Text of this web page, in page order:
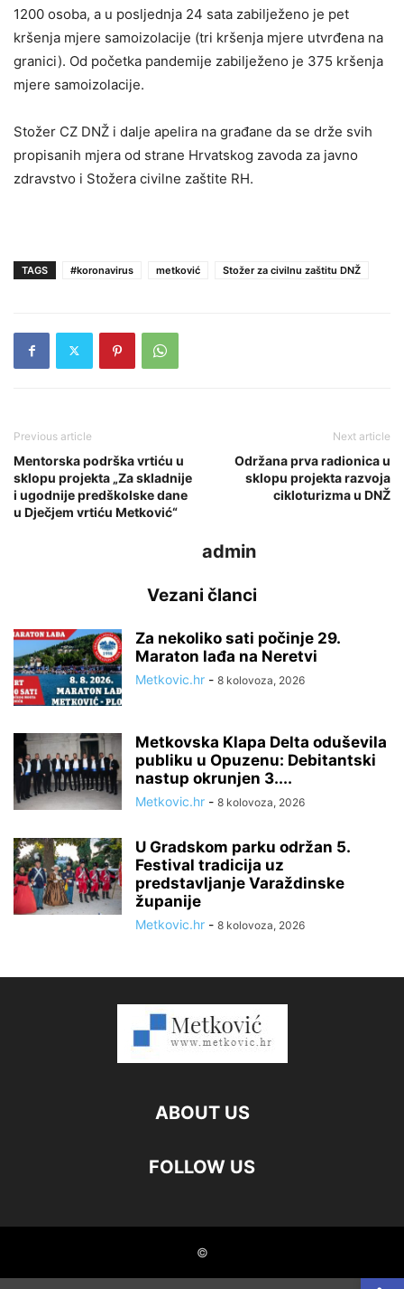
1200 osoba, a u posljednja 24 sata zabilježeno je pet
kršenja mjere samoizolacije (tri kršenja mjere utvrđena na
granici). Od početka pandemije zabilježeno je 375 kršenja
mjere samoizolacije.
Stožer CZ DNŽ i dalje apelira na građane da se drže svih
propisanih mjera od strane Hrvatskog zavoda za javno
zdravstvo i Stožera civilne zaštite RH.
TAGS #koronavirus metković Stožer za civilnu zaštitu DNŽ
Previous article
Mentorska podrška vrtiću u
sklopu projekta „Za skladnije
i ugodnije predškolske dane
u Dječjem vrtiću Metković“
Next article
Održana prva radionica u
sklopu projekta razvoja
cikloturizma u DNŽ
admin
Vezani članci
Za nekoliko sati počinje 29.
Maraton lađa na Neretvi
Metkovic.hr - 8 kolovoza, 2026
Metkovska Klapa Delta oduševila
publiku u Opuzenu: Debitantski
nastup okrunjen 3....
Metkovic.hr - 8 kolovoza, 2026
U Gradskom parku održan 5.
Festival tradicija uz
predstavljanje Varaždinske
županije
Metkovic.hr - 8 kolovoza, 2026
ABOUT US
FOLLOW US
©